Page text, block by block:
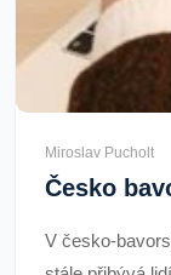
Miroslav Pucholt
V česko-